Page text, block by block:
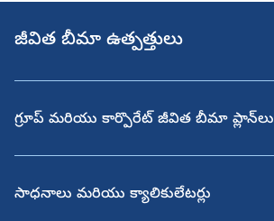
జీవిత బీమా ఉత్పత్తులు
గ్రూప్ మరియు కార్పొరేట్ జీవిత బీమా ప్లాన్‌లు
సాధనాలు మరియు క్యాలికులేటర్లు